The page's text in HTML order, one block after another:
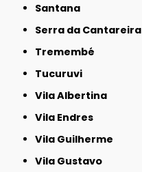
Santana
Serra da Cantareira
Tremembé
Tucuruvi
Vila Albertina
Vila Endres
Vila Guilherme
Vila Gustavo